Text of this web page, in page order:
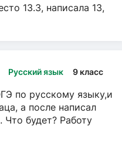
13.3, написала 13,
Русский язык 9 класс
по русскому языку,и
а после написал
Что будет? Работу